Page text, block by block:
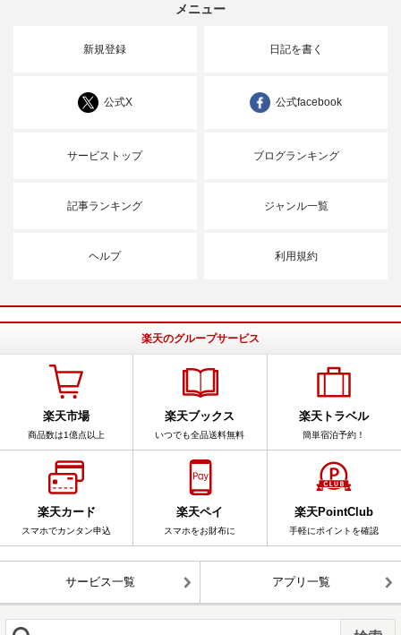
メニュー
新規登録 日記を書く
公式X 公式facebook
サービストップ ブログランキング
記事ランキング ジャンル一覧
ヘルプ 利用規約
楽天のグループサービス
楽天市場
商品数は1億点以上
楽天ブックス
いつでも全品送料無料
楽天トラベル
簡単宿泊予約！
楽天カード
スマホでカンタン申込
楽天ペイ
スマホをお財布に
楽天PointClub
手軽にポイントを確認
サービス一覧 アプリ一覧